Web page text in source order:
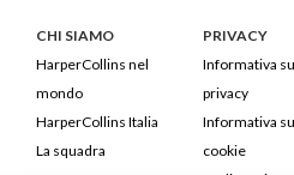
CHI SIAMO
HarperCollins nel
mondo
HarperCollins Italia
La squadra
PRIVACY
Informativa
privacy
Informativa
cookie